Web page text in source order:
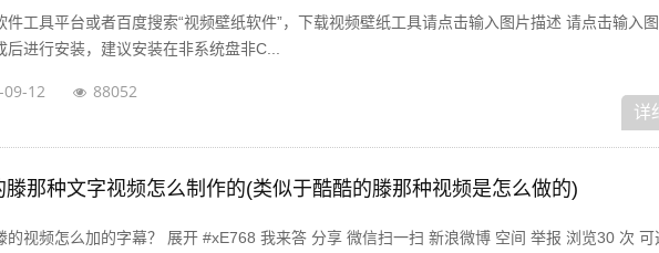
件工具平台或者百度搜索“视频壁纸软件”，下载视频壁纸工具请点击输入图片描述 请点击输入
后进行安装，建议安装在非系统盘非C...
09-12 88052
详
滕那种文字视频怎么制作的(类似于酷酷的滕那种视频是怎么做的)
的视频怎么加的字幕？ 展开 #xE768 我来答 分享 微信扫一扫 新浪微博 空间 举报 浏览30 次 可